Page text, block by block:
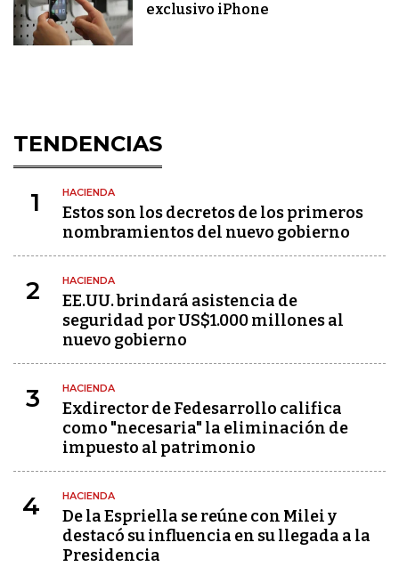
exclusivo iPhone
TENDENCIAS
1 HACIENDA
Estos son los decretos de los primeros
nombramientos del nuevo gobierno
2 HACIENDA
EE.UU. brindará asistencia de
seguridad por US$1.000 millones al
nuevo gobierno
3 HACIENDA
Exdirector de Fedesarrollo califica
como "necesaria" la eliminación de
impuesto al patrimonio
4 HACIENDA
De la Espriella se reúne con Milei y
destacó su influencia en su llegada a la
Presidencia